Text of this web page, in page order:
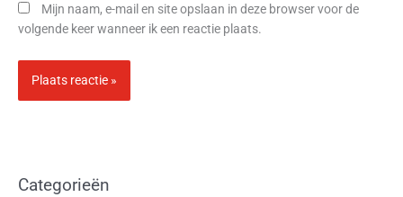
Mijn naam, e-mail en site opslaan in deze browser voor de
volgende keer wanneer ik een reactie plaats.
Categorieën